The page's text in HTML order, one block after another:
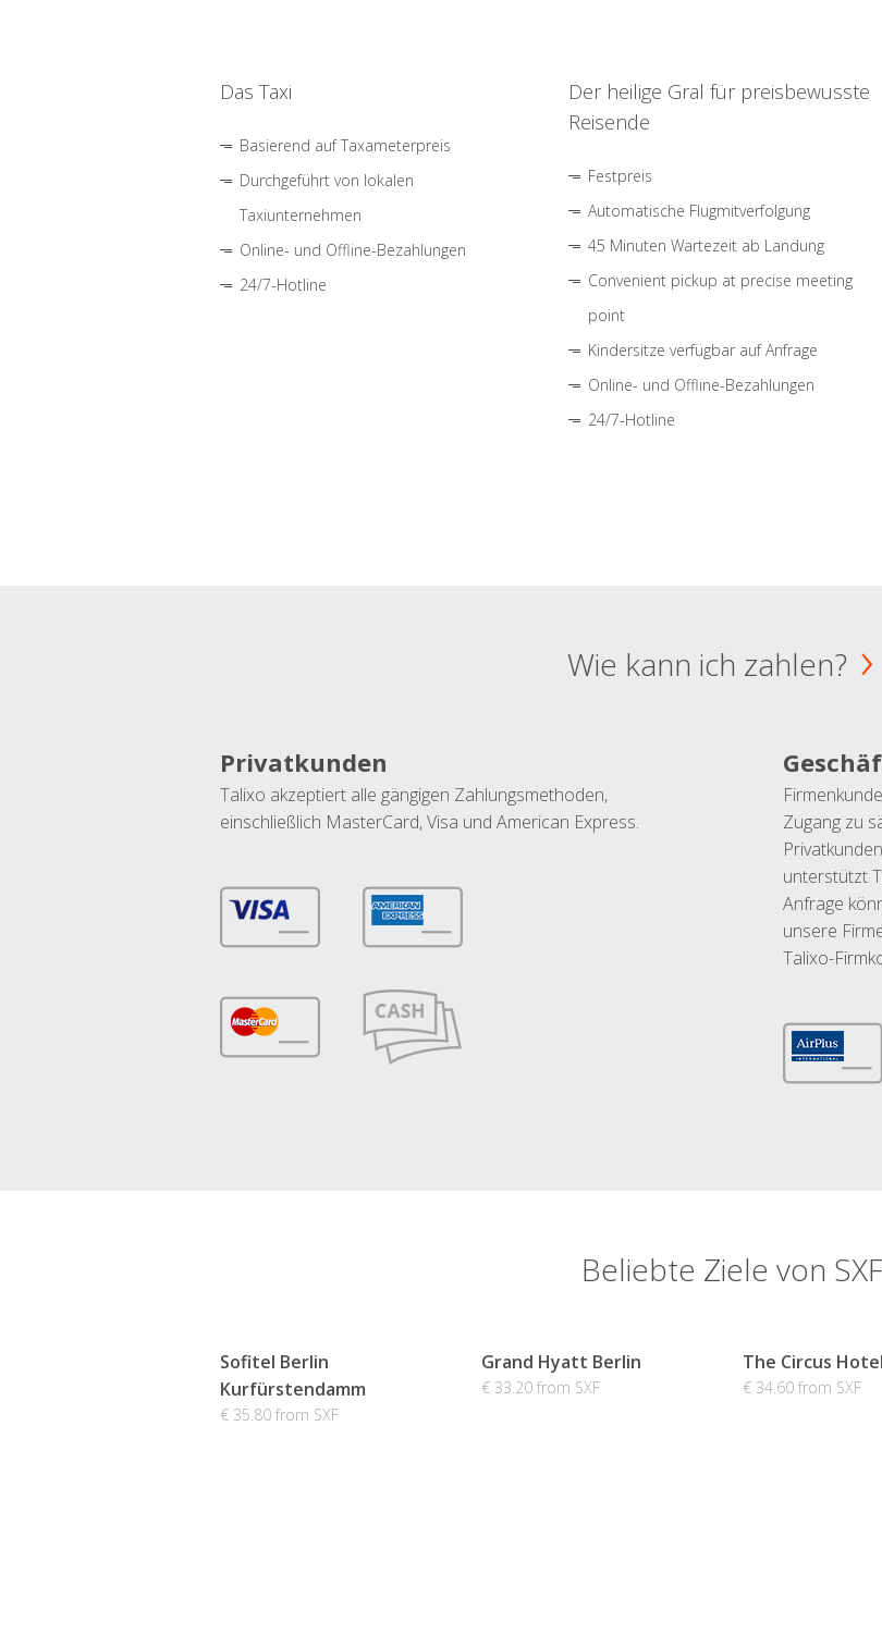
Das Taxi
Basierend auf Taxameterpreis
Durchgeführt von lokalen
Taxiunternehmen
Online- und Offline-Bezahlungen
24/7-Hotline
Der heilige Gral für preisbewusste
Reisende
Festpreis
Automatische Flugmitverfolgung
45 Minuten Wartezeit ab Landung
Convenient pickup at precise meeting
point
Kindersitze verfügbar auf Anfrage
Online- und Offline-Bezahlungen
24/7-Hotline
Wie kann ich zahlen?
Privatkunden
Talixo akzeptiert alle gängigen Zahlungsmethoden,
einschließlich MasterCard, Visa und American Express.
Zugang zu
unterstützt
Anfrage
unsere
Talixo-
Beliebte Ziele von SXF
Sofitel Berlin
Kurfürstendamm
€ 35.80 from SXF
Grand Hyatt Berlin
€ 33.20 from SXF
The Circus Hotel
€ 34.60 from SXF